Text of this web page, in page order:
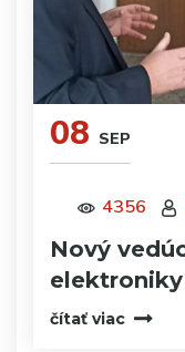
08 SEP
4356
Nový
elektroniky
čítať viac